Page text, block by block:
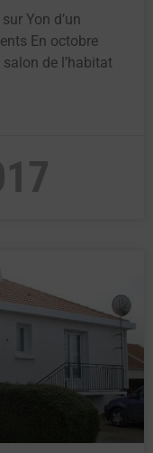
Yon d’un
En octobre
de l’habitat